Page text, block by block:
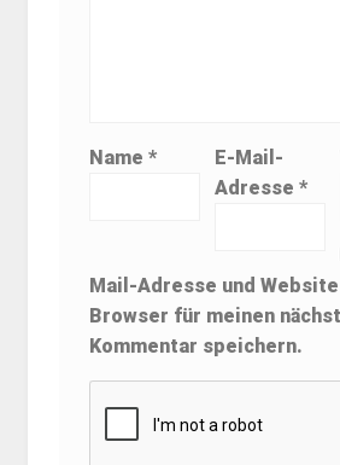
Name*
E-Mail-
Adresse *
Mail-Adresse und
Browser für meinen
Kommentar speichern.